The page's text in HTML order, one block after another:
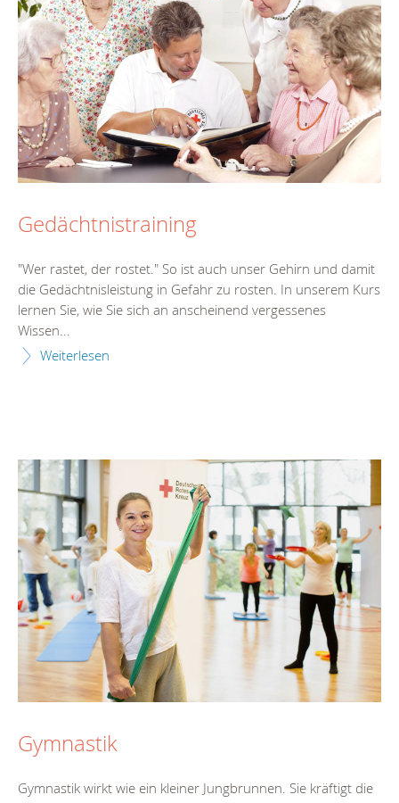
Gedächtnistraining
"Wer rastet, der rostet." So ist auch unser Gehirn und damit
die Gedächtnisleistung in Gefahr zu rosten. In unserem Kurs
lernen Sie, wie Sie sich an anscheinend vergessenes
Wissen...
Weiterlesen
Gymnastik
Gymnastik wirkt wie ein kleiner Jungbrunnen. Sie kräftigt die